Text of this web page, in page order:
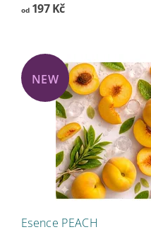
od197 Kč
NEW
Esence PEACH